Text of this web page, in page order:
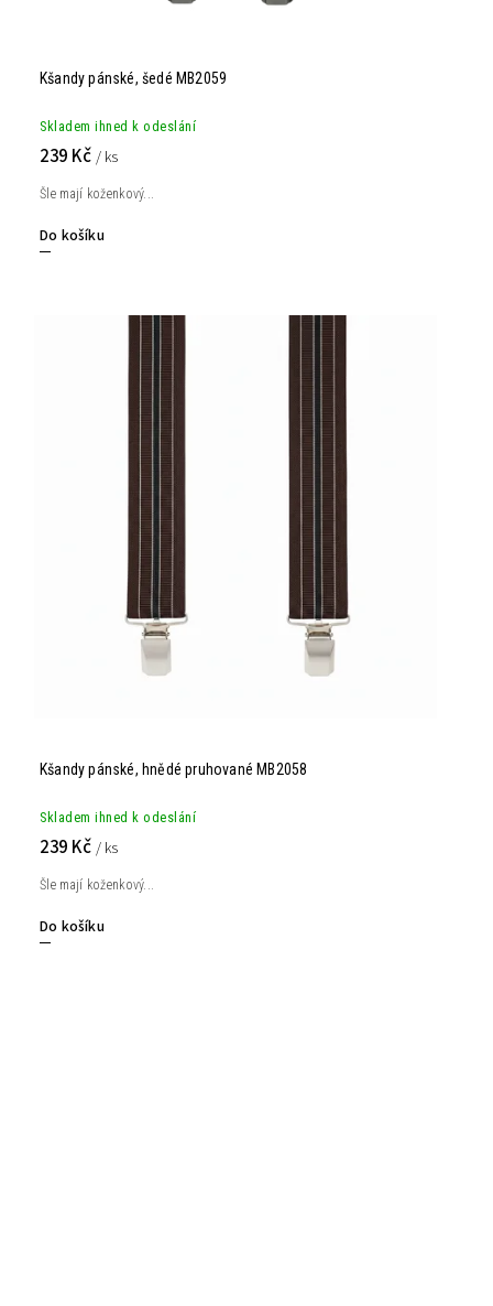
Kšandy pánské, šedé MB2059
Skladem ihned k odeslání
239 Kč / ks
Do košíku
Šle mají koženkový...
Kšandy pánské, hnědé pruhované MB2058
Skladem ihned k odeslání
239 Kč / ks
Do košíku
Šle mají koženkový...